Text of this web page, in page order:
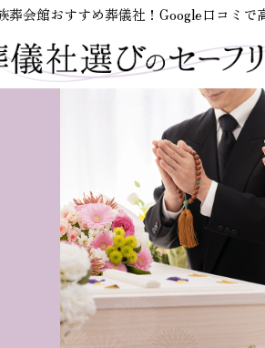
葬会館おすすめ葬儀社！Google口コミで